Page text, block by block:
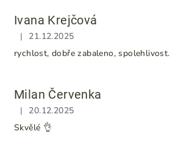
Ivana Krejčová
Hodnocení obchodu je 5 z 5 hvězdiček.
|
21.12.2025
rychlost, dobře zabaleno, spolehlivost.
Milan Červenka
Hodnocení obchodu je 5 z 5 hvězdiček.
|
20.12.2025
Skvělé 👌